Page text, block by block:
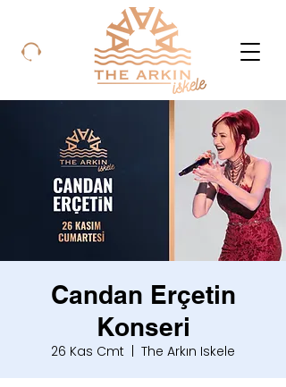
Candan Erçetin
Konseri
26 Kas Cmt The Arkın Iskele